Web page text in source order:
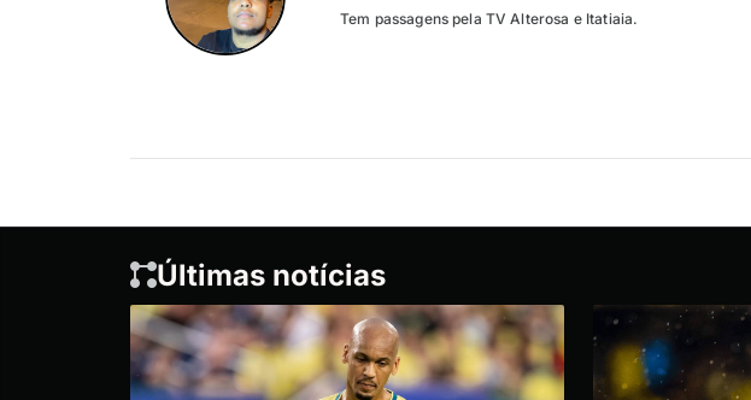
Tem passagens pela TV Alterosa e Itatiaia.
Últimas notícias